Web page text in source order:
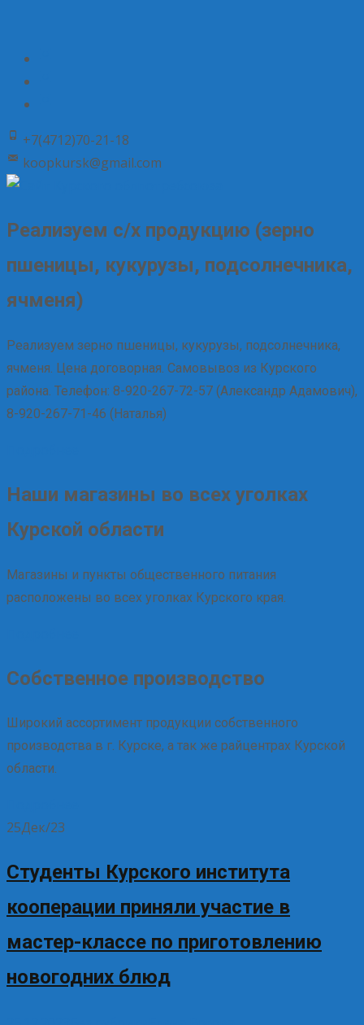
+7(4712)70-21-18
koopkursk@gmail.com
Реализуем с/х продукцию (зерно
пшеницы, кукурузы, подсолнечника,
ячменя)
Реализуем зерно пшеницы, кукурузы, подсолнечника,
ячменя. Цена договорная. Самовывоз из Курского
района. Телефон: 8-920-267-72-57 (Александр Адамович),
8-920-267-71-46 (Наталья)
Наши магазины во всех уголках
Курской области
Магазины и пункты общественного питания
расположены во всех уголках Курского края.
Собственное производство
Широкий ассортимент продукции собственного
производства в г. Курске, а так же райцентрах Курской
области.
25Дек/23
Студенты Курского института
кооперации приняли участие в
мастер-классе по приготовлению
новогодних блюд